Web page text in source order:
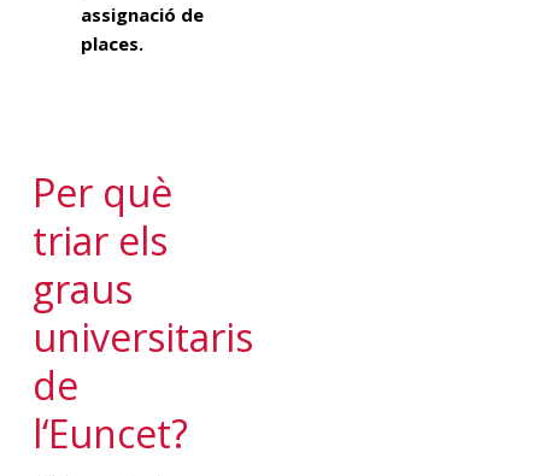
assignació de
places.
Per què
triar els
graus
universitaris
de
l‘Euncet?